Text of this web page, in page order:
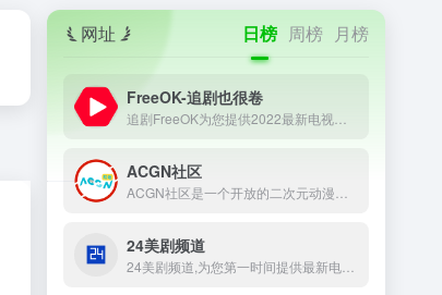
网址 日榜 周榜 月榜
FreeOK-追剧也很卷
ACGN社区
24美剧频道